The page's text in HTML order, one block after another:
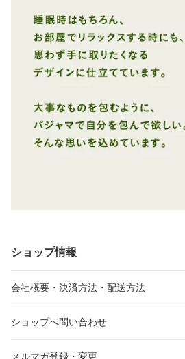
ショップ情報
会社概要・決済方法・配送方法
ショップへ問い合わせ
メルマガ登録・変更